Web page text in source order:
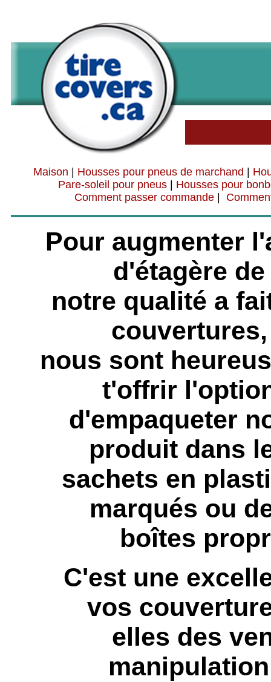
Maison Housses pour pneus de marchand
Pare-soleil pour pneus
Housses pour
Comment passer commande|
Pour augmenter
d'étagère de
notre qualité a
couvertures,
nous sont
t'offrir
d'empaqueter
produit dans
sachets en
marqués ou
boîtes
C'est une
vos
elles des